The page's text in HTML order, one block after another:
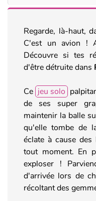
Regarde, là-haut,
C'est un avion !
Découvre si tes
d'être détruite dans
Ce jeu solo
de ses super
maintenir la balle
qu'elle tombe de
éclate à cause
tout moment. En
exploser !
d'arrivée lors de
récoltant des